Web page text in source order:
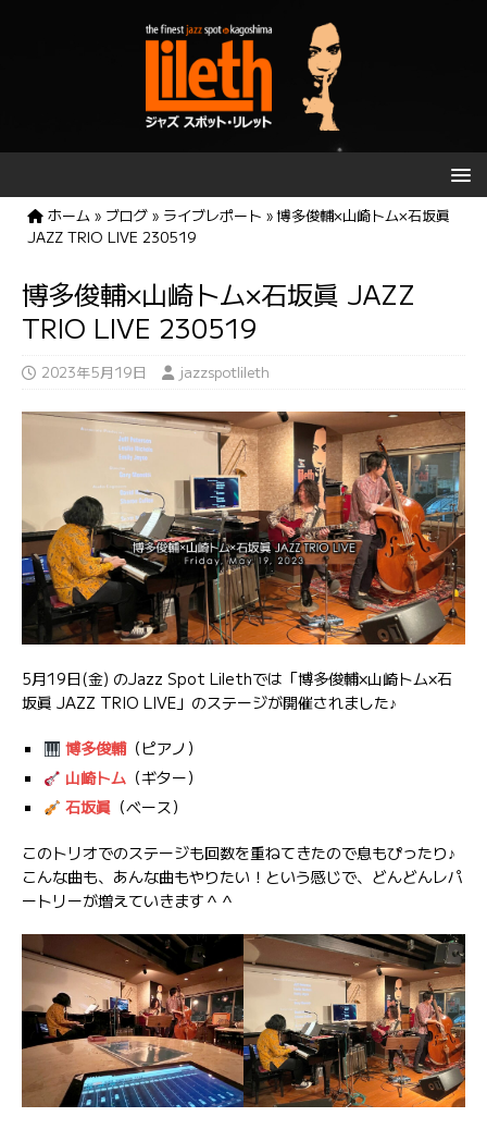
ホーム » ブログ » ライブレポート »博多俊輔×山崎トム×石坂眞
JAZZ TRIO LIVE 230519
博多俊輔×山崎トム×石坂眞 JAZZ
TRIO LIVE 230519
2023年5月19日 jazzspotlileth
5月19日(金) のJazz Spot Lilethでは「博多俊輔×山崎トム×石
坂眞 JAZZ TRIO LIVE」のステージが開催されました♪
博多俊輔（ピアノ）
山崎トム（ギター）
石坂眞（ベース）
このトリオでのステージも回数を重ねてきたので息もぴったり♪
こんな曲も、あんな曲もやりたい！という感じで、どんどんレパ
ートリーが増えていきます＾＾